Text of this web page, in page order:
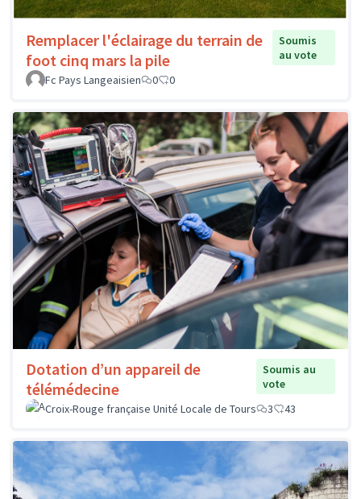
Remplacer l'éclairage du terrain de
foot cinq mars la pile
Soumis
au vote
Fc Pays Langeaisien
0 0
Dotation d’un appareil de
télémédecine
Soumis au
vote
Croix-Rouge française Unité Locale de Tours
3 43